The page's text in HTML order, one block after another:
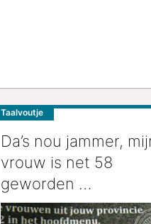
Taalvoutje
Da’s nou jammer,
vrouw is net 58
geworden …